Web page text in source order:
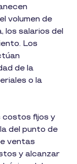
volumen de
los salarios del
Los
de la
o la
costos fijos y
del punto de
ventas
y alcanzar